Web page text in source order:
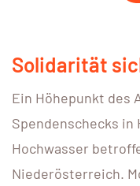
Solidarität
Ein Höhepunkt des
Spendenschecks in
Hochwasser
Niederösterreich.